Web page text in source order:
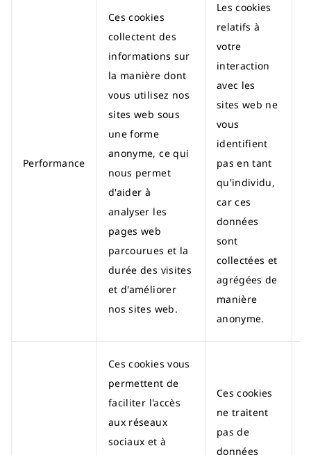
Performance
Ces cookies
collectent des
informations sur
la manière dont
vous utilisez nos
sites web sous
une forme
anonyme, ce qui
nous permet
d'aider à
analyser les
pages web
parcourues et la
durée des visites
et d'améliorer
nos sites web.
Les cookies
relatifs à
votre
interaction
avec les
sites web ne
vous
identifient
pas en tant
qu'individu,
car ces
données
sont
collectées et
agrégées de
manière
anonyme.
Ces cookies vous
permettent de
faciliter l'accès
aux réseaux
sociaux et à
Ces cookies
ne traitent
pas de
données